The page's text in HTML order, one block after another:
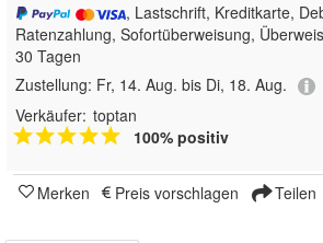
, Lastschrift, Kreditkarte,
Ratenzahlung, Sofortüberweisung,
30 Tagen
Zustellung: Fr, 14. Aug. bis Di, 18. Aug.
Verkäufer: toptan
100% positiv
Merken Preis vorschlagen Teilen